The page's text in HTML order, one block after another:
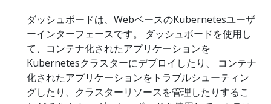
ダッシュボードは、WebベースのKubernetesユーザ
ーインターフェースです。 ダッシュボードを使用し
て、コンテナ化されたアプリケーションを
Kubernetesクラスターにデプロイしたり、 コンテナ
化されたアプリケーションをトラブルシューティン
グしたり、クラスターリソースを管理したりするこ